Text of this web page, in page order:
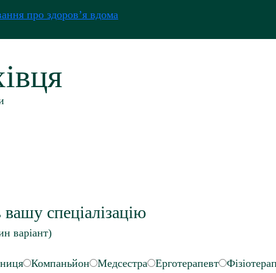
вашу спеціалізацію
варіант)
Компаньйон Медсестра Ерготерапевт